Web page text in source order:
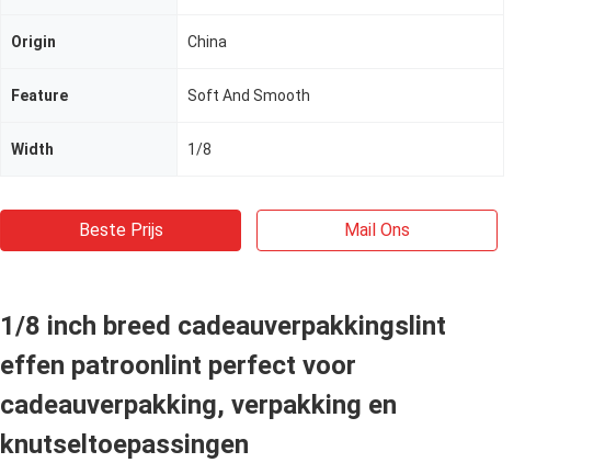
Origin China
Feature Soft And Smooth
Width 1/8
Beste Prijs Mail Ons
1/8 inch breed cadeauverpakkingslint
effen patroonlint perfect voor
cadeauverpakking, verpakking en
knutseltoepassingen